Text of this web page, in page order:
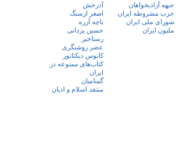
جبهه آزادیخواهان
حزب مشروطه ایران
شورای ملی ایران
ملیون ایران
آذرخش
اصغر ارسنگ
باچه آزره
حسین یزدانی
رستاخیز
عضر روشنگری
کابوس دیکتاتور
کتاب‌های ممنوعه در
ایران
گمنامیان
منتقد اسلام و ادیان